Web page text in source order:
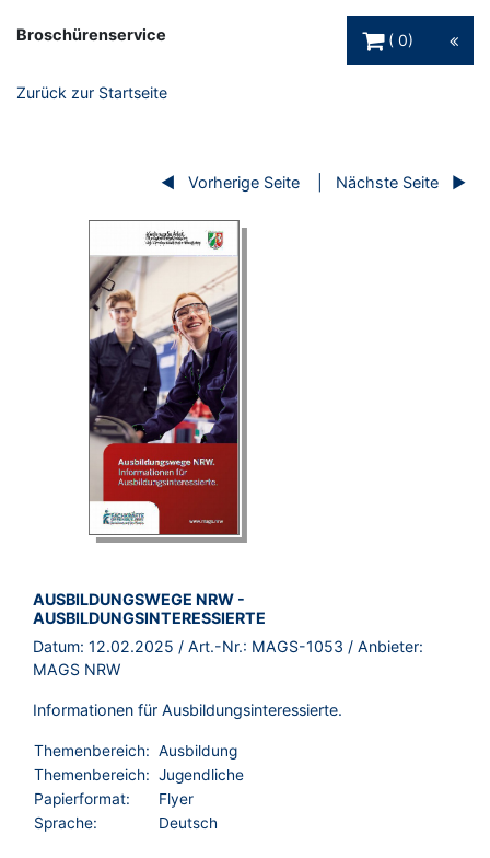
Broschürenservice
0
Zurück zur Startseite
Vorherige Seite Nächste Seite
BROSCHÜRE:
AUSBILDUNGSWEGE NRW -
AUSBILDUNGSINTERESSIERTE
Datum: 12.02.2025 / Art.-Nr.: MAGS-1053 / Anbieter:
MAGS NRW
Informationen für Ausbildungsinteressierte.
Themenbereich: Ausbildung
Themenbereich: Jugendliche
Papierformat:
Flyer
Sprache:
Deutsch